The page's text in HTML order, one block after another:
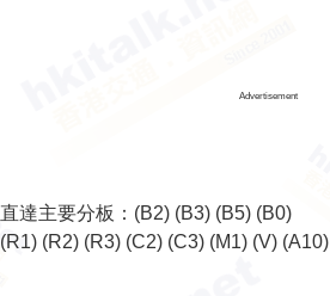
Advertisement
直達主要分板： (B2) (B3) (B5) (B0)
(R1) (R2) (R3) (C2) (C3) (M1) (V) (A10)